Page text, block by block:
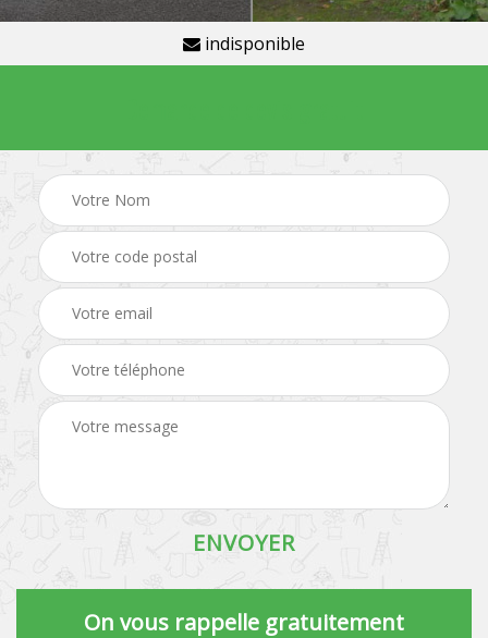
indisponible
On vous rappelle gratuitement